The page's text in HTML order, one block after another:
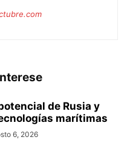
de Rusia y
marítimas
6, 2026